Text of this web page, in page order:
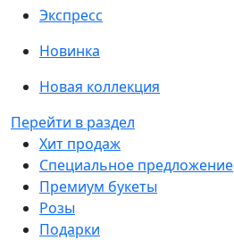
Экспресс
Новинка
Новая коллекция
Перейти в раздел
Хит продаж
Специальное предложение
Премиум букеты
Розы
Подарки